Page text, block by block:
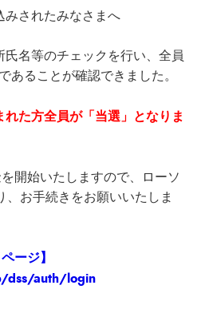
みされたみなさまへ
名等のチェックを行い、全員
あることが確認できました。
た方全員が「当選」となりま
開始いたしますので、ローソ
、お手続きをお願いいたしま
ージ】
dss/auth/login